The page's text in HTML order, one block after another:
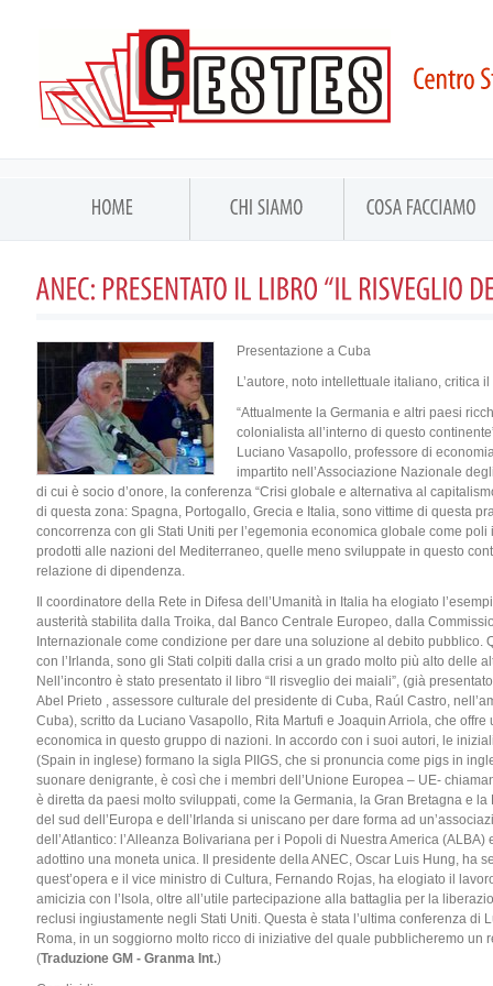
Presentazione a Cuba
L’autore, noto intellettuale italiano, critica
“Attualmente la Germania e altri paesi
colonialista all’interno di questo
Luciano Vasapollo, professore di
impartito nell’Associazione Nazionale
di cui è socio d’onore, la conferenza “Crisi globale e alternativa al
di questa zona: Spagna, Portogallo, Grecia e Italia, sono vittime di questa
concorrenza con gli Stati Uniti per l’egemonia economica globale come
prodotti alle nazioni del Mediterraneo, quelle meno sviluppate in questo
relazione di dipendenza.
Il coordinatore della Rete in Difesa dell’Umanità in Italia ha elogiato
austerità stabilita dalla Troika, dal Banco Centrale Europeo, dalla
Internazionale come condizione per dare una soluzione al debito pubblico.
con l’Irlanda, sono gli Stati colpiti dalla crisi a un grado molto più alto delle
Nell’incontro è stato presentato il libro “Il risveglio dei maiali”, (già
Abel Prieto , assessore culturale del presidente di Cuba, Raúl Castro,
Cuba), scritto da Luciano Vasapollo, Rita Martufi e Joaquin Arriola, che
economica in questo gruppo di nazioni. In accordo con i suoi autori, le
(Spain in inglese) formano la sigla PIIGS, che si pronuncia come pigs in
suonare denigrante, è così che i membri dell’Unione Europea – UE-
è diretta da paesi molto sviluppati, come la Germania, la Gran Bretagna e
del sud dell’Europa e dell’Irlanda si uniscano per dare forma ad
dell’Atlantico: l’Alleanza Bolivariana per i Popoli di Nuestra America
adottino una moneta unica. Il presidente della ANEC, Oscar Luis Hung, ha
quest’opera e il vice ministro di Cultura, Fernando Rojas, ha elogiato il
amicizia con l’Isola, oltre all’utile partecipazione alla battaglia per la
reclusi ingiustamente negli Stati Uniti. Questa è stata l’ultima conferenza di
Roma, in un soggiorno molto ricco di iniziative del quale pubblicheremo un
(Traduzione GM - Granma Int.)